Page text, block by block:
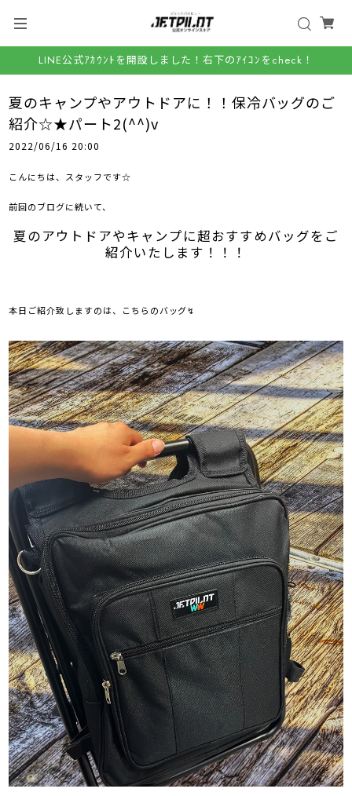
LINE公式ｱｶｳﾝﾄを開設しました！右下のｱｲｺﾝをcheck！
夏のキャンプやアウトドアに！！保冷バッグのご
紹介☆★パート2(^^)v
2022/06/16 20:00
こんにちは、スタッフです☆
前回のブログに続いて、
夏のアウトドアやキャンプに超おすすめバッグをご
紹介いたします！！！
本日ご紹介致しますのは、こちらのバッグ↯